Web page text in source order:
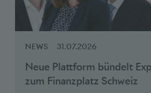
Klimatransition
NEWS 31.07.2026
Neue Plattform bündelt
zum Finanzplatz Schweiz